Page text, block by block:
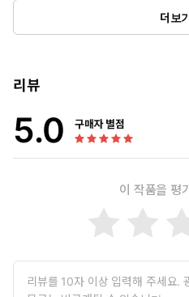
음성처리 인공지능 프로그래밍
ROS・인공지능 로봇 프로그래밍
신러닝・강화학습 Unity ML-
능 프로그래밍 실전 입문』(본
티 게임 프로그래밍 바이블』
2nd Generation』(본디지털)이
더보
리뷰
5.0 구매자 별점
이 작품을 평